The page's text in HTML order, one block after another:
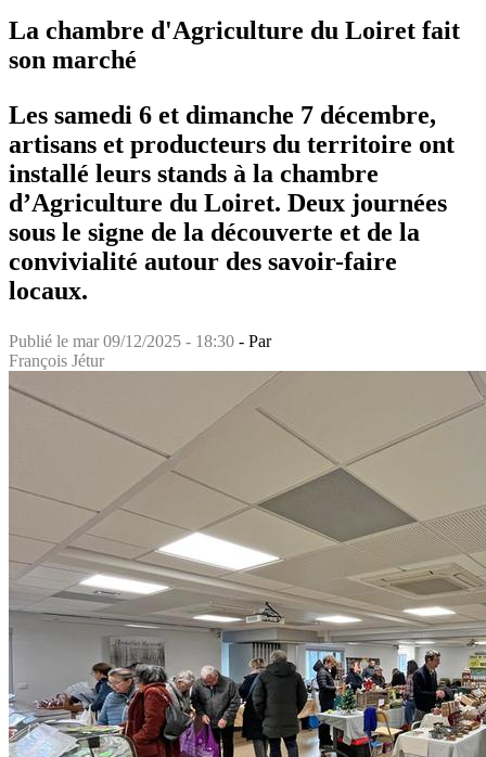
La chambre d'Agriculture du Loiret fait
son marché
Les samedi 6 et dimanche 7 décembre,
artisans et producteurs du territoire ont
installé leurs stands à la chambre
d’Agriculture du Loiret. Deux journées
sous le signe de la découverte et de la
convivialité autour des savoir-faire
locaux.
Publié le mar 09/12/2025 - 18:30 - Par
François Jétur